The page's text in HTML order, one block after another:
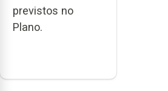
previstos no
Plano.